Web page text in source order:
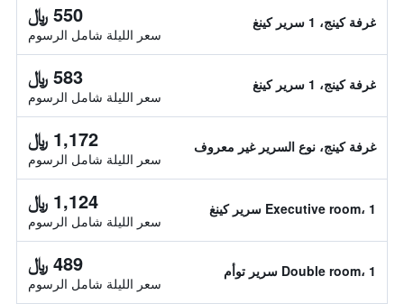
غرفة كينج، 1 سرير كينغ 550 ﷼
سعر الليلة شامل الرسوم
غرفة كينج، 1 سرير كينغ 583 ﷼
سعر الليلة شامل الرسوم
غرفة كينج، نوع السرير غير معروف 1,172 ﷼
سعر الليلة شامل الرسوم
Executive room، 1 سرير كينغ 1,124 ﷼
سعر الليلة شامل الرسوم
Double room، 1 سرير توأم 489 ﷼
سعر الليلة شامل الرسوم